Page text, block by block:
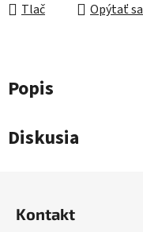
Tlač Opýtať sa
Popis
Diskusia
Kontakt